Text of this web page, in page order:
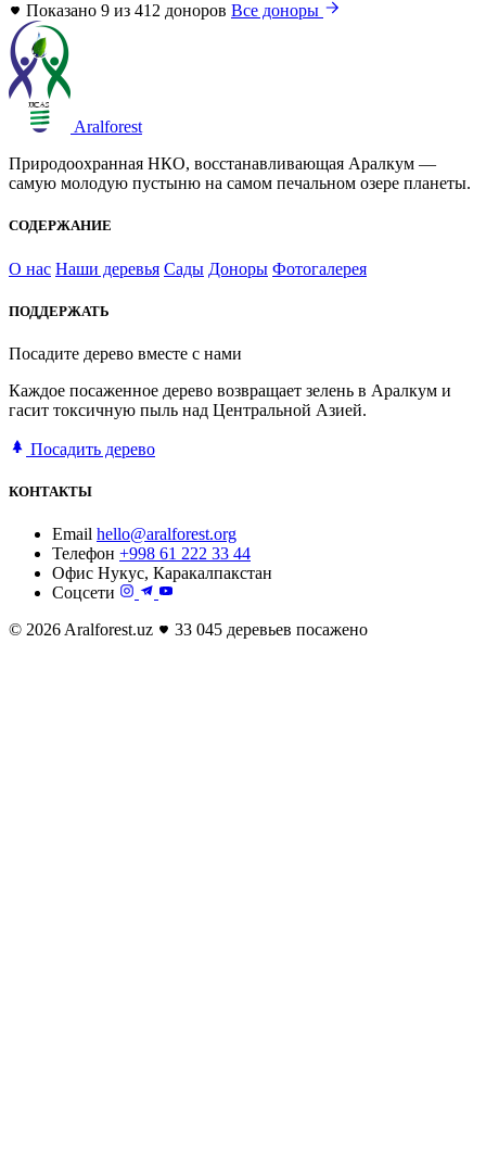
Показано 9 из 412 доноров Все доноры
Aralforest
Природоохранная НКО, восстанавливающая Аралкум —
самую молодую пустыню на самом печальном озере планеты.
СОДЕРЖАНИЕ
О нас Наши деревья Сады Доноры Фотогалерея
ПОДДЕРЖАТЬ
Посадите дерево вместе с нами
Каждое посаженное дерево возвращает зелень в Аралкум и
гасит токсичную пыль над Центральной Азией.
Посадить дерево
КОНТАКТЫ
Email hello@aralforest.org
Телефон +998 61 222 33 44
Офис Нукус, Каракалпакстан
Соцсети
© 2026 Aralforest.uz
33 045 деревьев посажено